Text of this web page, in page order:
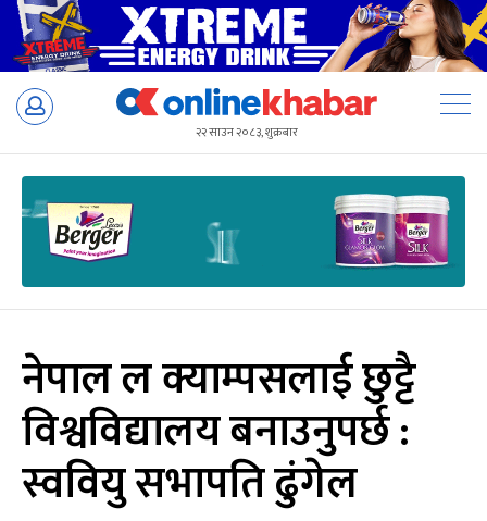
Skip
२२ साउन २०८३, शुक्रबार
नेपाल ल क्याम्पसलाई छुट्टै
विश्वविद्यालय बनाउनुपर्छ :
स्ववियु सभापति ढुंगेल